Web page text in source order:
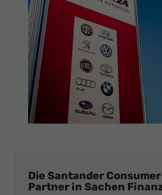
Die Santander
Partner in Sachen